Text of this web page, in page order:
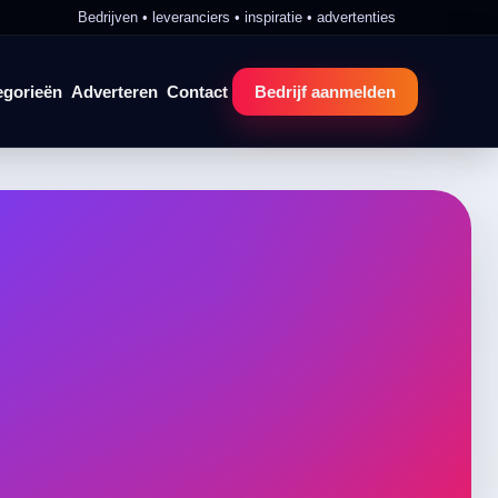
Bedrijven • leveranciers • inspiratie • advertenties
Adverteren Contact Bedrijf aanmelden